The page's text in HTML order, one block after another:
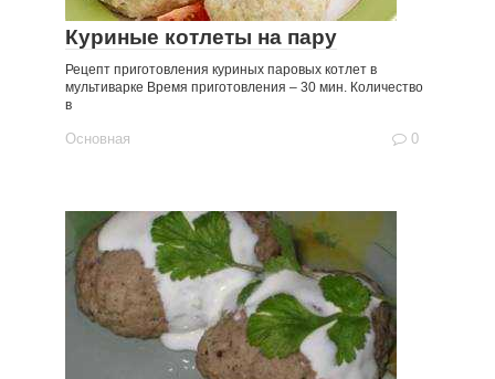
Куриные котлеты на пару
Рецепт приготовления куриных паровых котлет в
мультиварке Время приготовления – 30 мин. Количество
в
Основная 0